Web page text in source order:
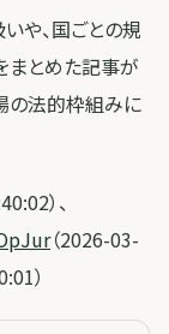
や、国ごとの規
まとめた記事が
の法的枠組みに
）、
（2026-03-
）